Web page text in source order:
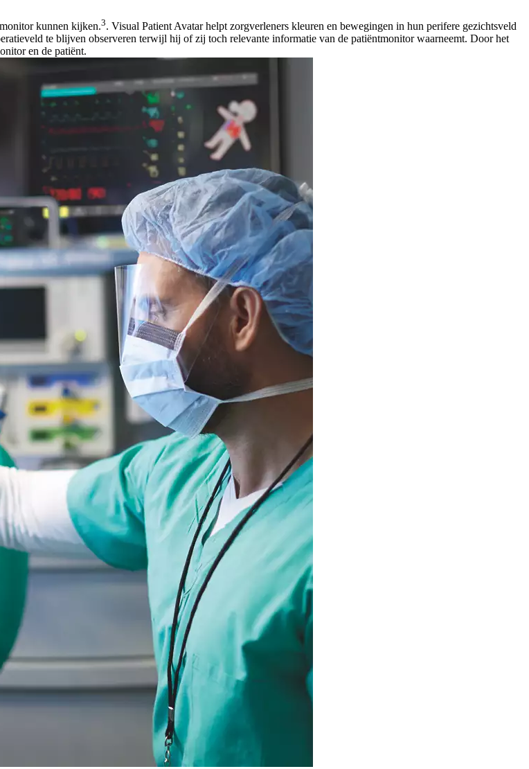
kunnen kijken.3. Visual Patient Avatar helpt zorgverleners kleuren en bewegingen in hun perifere gezichtsveld
te blijven observeren terwijl hij of zij toch relevante informatie van de patiëntmonitor waarneemt. Door het
en de patiënt.